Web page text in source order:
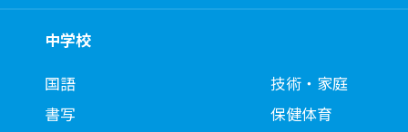
中学校
国語
書写
技術・家庭
保健体育